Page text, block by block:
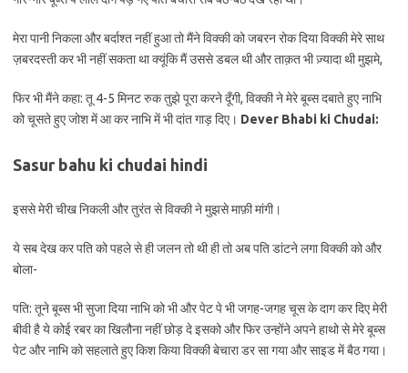
मेरा पानी निकला और बर्दाश्त नहीं हुआ तो मैंने विक्की को जबरन रोक दिया विक्की मेरे साथ
ज़बरदस्ती कर भी नहीं सकता था क्यूंकि मैं उससे डबल थी और ताक़त भी ज़्यादा थी मुझमे,
फिर भी मैंने कहा: तू 4-5 मिनट रुक तुझे पूरा करने दूँगी, विक्की ने मेरे बूब्स दबाते हुए नाभि
को चूसते हुए जोश में आ कर नाभि में भी दांत गाड़ दिए। Dever Bhabi ki Chudai:
Sasur bahu ki chudai hindi
इससे मेरी चीख निकली और तुरंत से विक्की ने मुझसे माफ़ी मांगी।
ये सब देख कर पति को पहले से ही जलन तो थी ही तो अब पति डांटने लगा विक्की को और
बोला-
पति: तूने बूब्स भी सुजा दिया नाभि को भी और पेट पे भी जगह-जगह चूस के दाग कर दिए मेरी
बीवी है ये कोई रबर का खिलौना नहीं छोड़ दे इसको और फिर उन्होंने अपने हाथो से मेरे बूब्स
पेट और नाभि को सहलाते हुए किश किया विक्की बेचारा डर सा गया और साइड में बैठ गया।